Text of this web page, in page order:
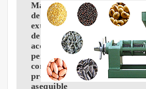
Máquina
de
extracción
de
aceite
perfecta
con
precio
asequible